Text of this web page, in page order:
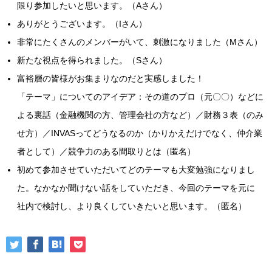
限り参加したいと思います。（Aさん）
ありがとうございます。（Iさん）
非常にたくさんのメンバーがいて、刺激になりました（Mさん）
新たな視点を得られました。（Sさん）
富裕層の皆様がお集まりなのだと実感しました！
「テーマ」についてのアイデア：その道のプロ（元〇〇）などに
よる裏話（金融機関の方、管理会社の方など）／財務３表（のみ
せ方）／INVASってどうなるのか（かりかえだけでなく、仲介業
者として）／競争力のある間取りとは（匿名）
初めて参加させていただいてどのテーマも大変勉強になりまし
た。なかなか聞けない話をしていただき、今回のテーマを元に
社内で検討し、より良くしていきたいと思います。（匿名）